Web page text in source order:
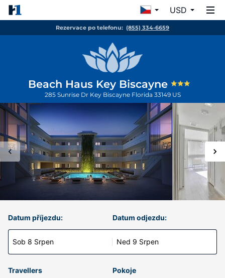
USD
Rezervace po telefonu: (855) 334-6659
Beach Haus Key Biscayne
285 Sunrise Dr Key Biscayne Florida 33149 US
Datum příjezdu:
Sob 8 Srpen
Datum odjezdu:
Ned 9 Srpen
Travellers Pokoje